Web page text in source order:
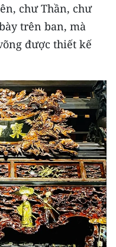
chư Thần, chư
trên ban, mà
được thiết kế